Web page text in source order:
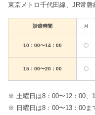
東京メトロ千代田線、JR常
診療時間 月
10：00〜14：00 〇
15：00〜20：00 〇
※ 土曜日は8：00〜12：00、
※ 日曜日は8：00〜13：00ま